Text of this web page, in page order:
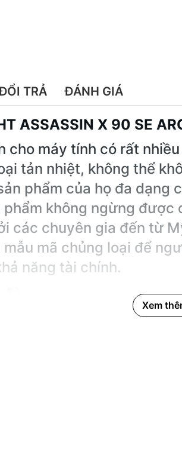
TRẢ ĐÁNH GIÁ
ASSASSIN X 90 SE
cho máy tính có rất
tản nhiệt, không thể
phẩm của họ đa dạng
không ngừng
các chuyên gia đến từ
mã chủng loại để
năng tài chính.
Xem